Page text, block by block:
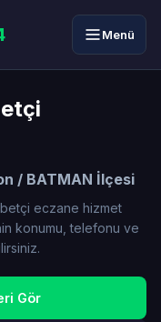
Menü
/ BATMAN İlçesi
eczane hizmet
konumu, telefonu ve
Gör